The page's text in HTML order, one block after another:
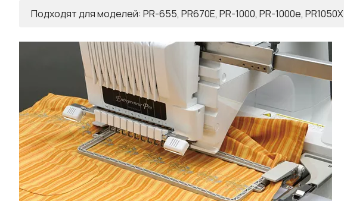
Подходят для моделей: PR-655, PR670E, PR-1000, PR-1000e, PR1050X